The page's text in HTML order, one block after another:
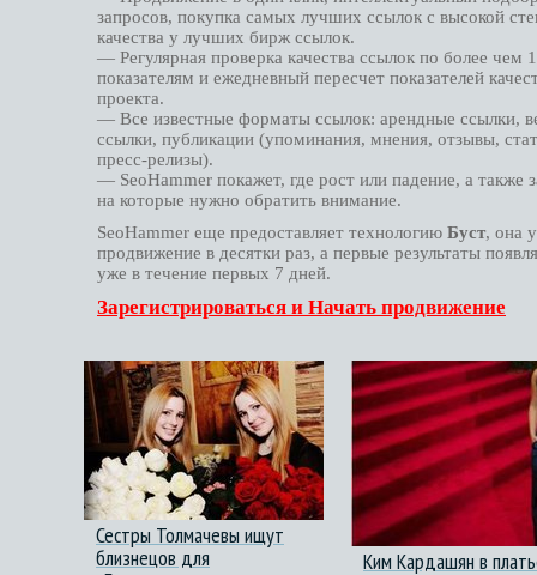
запросов, покупка самых лучших ссылок с высокой
качества у лучших бирж ссылок.
— Регулярная проверка качества ссылок по более чем
показателям и ежедневный пересчет показателей
проекта.
— Все известные форматы ссылок: арендные ссылки,
ссылки, публикации (упоминания, мнения, отзывы,
пресс-релизы).
— SeoHammer покажет, где рост или падение, а также
на которые нужно обратить внимание.
SeoHammer еще предоставляет технологию Буст, она
продвижение в десятки раз, а первые результаты
уже в течение первых 7 дней.
Зарегистрироваться и Начать продвижение
Сестры Толмачевы ищут
близнецов для
Ким Кардашян в